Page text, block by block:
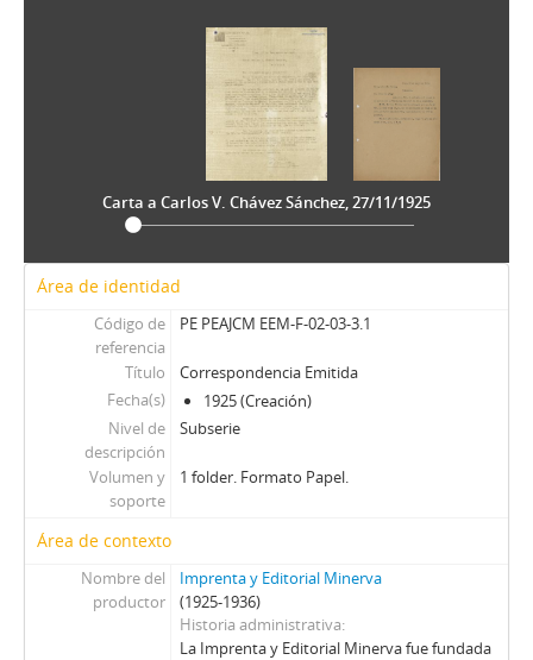
Carta a Carlos V. Chávez Sánchez, 27/11/1925
Área de identidad
Código de
referencia
PE PEAJCM EEM-F-02-03-3.1
Título
Correspondencia Emitida
Fecha(s)
1925 (Creación)
Nivel de
descripción
Subserie
Volumen y
soporte
1 folder. Formato Papel.
Área de contexto
Nombre del
productor
Imprenta y Editorial Minerva
(1925-1936)
Historia administrativa
La Imprenta y Editorial Minerva fue fundada